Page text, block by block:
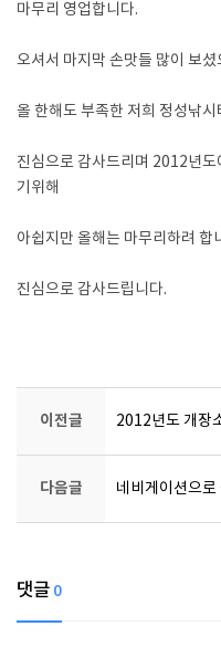
마무리 영업합니다.
오셔서 마지막 손맛들 많이 보
올 한해도 부족한 저희 정성낚
진심으로 감사드리며 2012년
기위해
아쉽지만 올해는 마무리하려 합
진심으로 감사드립니다.
- 정성레저
이전글 2012년도 개장
다음글 네비게이션으로
댓글 0